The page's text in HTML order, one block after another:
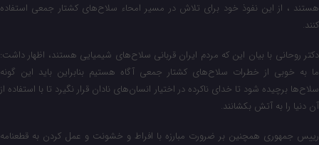
هستند ، از این نفوذ خود برای تلاش در مسیر امحاء سلاح‌های کشتار جمعی استفاده
کنند.
دکتر روحانی با بیان این که مردم ایران قربانی سلاح‌های شیمیایی هستند، اظهار داشت:
ما به خوبی از خطرات سلاح‌های کشتار جمعی آگاه هستیم بنابراین باید این گونه
سلاح‌ها برچیده شود تا خدای ناکرده در اختیار انسان‌های نادان قرار نگیرد تا با استفاده از
آن دنیا را به آتش بکشانند.
رییس‌ جمهوری همچنین بر ضرورت مبارزه با افراط و خشونت و عمل کردن به قطعنامه